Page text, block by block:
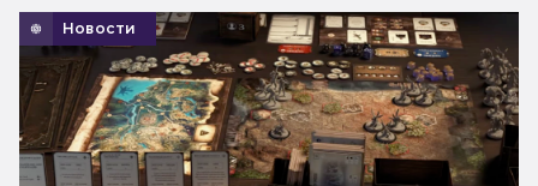
Новости